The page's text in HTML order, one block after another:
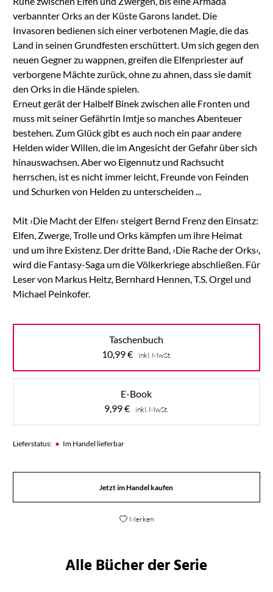
verbannter Orks an der Küste Garons landet. Die
Invasoren bedienen sich einer verbotenen Magie, die das
Land in seinen Grundfesten erschüttert. Um sich gegen den
neuen Gegner zu wappnen, greifen die Elfenpriester auf
verborgene Mächte zurück, ohne zu ahnen, dass sie damit
den Orks in die Hände spielen.
Erneut gerät der Halbelf Binek zwischen alle Fronten und
muss mit seiner Gefährtin Imtje so manches Abenteuer
bestehen. Zum Glück gibt es auch noch ein paar andere
Helden wider Willen, die im Angesicht der Gefahr über sich
hinauswachsen. Aber wo Eigennutz und Rachsucht
herrschen, ist es nicht immer leicht, Freunde von Feinden
und Schurken von Helden zu unterscheiden ...
Mit ›Die Macht der Elfen‹ steigert Bernd Frenz den Einsatz:
Elfen, Zwerge, Trolle und Orks kämpfen um ihre Heimat
und um ihre Existenz. Der dritte Band, ›Die Rache der Orks‹,
wird die Fantasy-Saga um die Völkerkriege abschließen. Für
Leser von Markus Heitz, Bernhard Hennen, T.S. Orgel und
Michael Peinkofer.
Taschenbuch
10,99€ inkl. MwSt.
E-Book
9,99€ inkl. MwSt.
Lieferstatus: • Im Handel lieferbar
Jetzt im Handel kaufen
Merken
Alle Bücher der Serie